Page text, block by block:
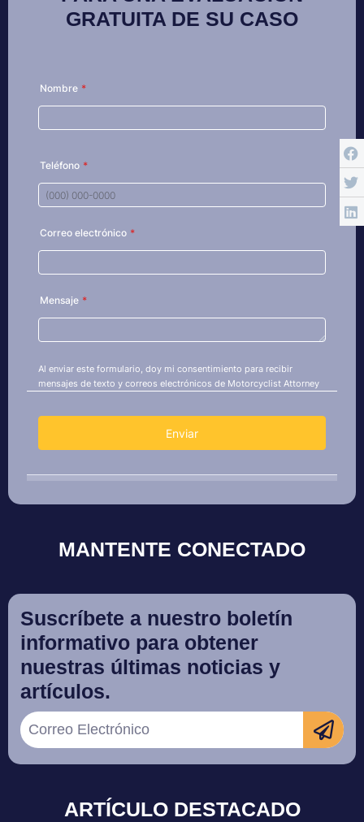
GRATUITA DE SU CASO
MANTENTE CONECTADO
Suscríbete a nuestro boletín
informativo para obtener
nuestras últimas noticias y
artículos.
ARTÍCULO DESTACADO